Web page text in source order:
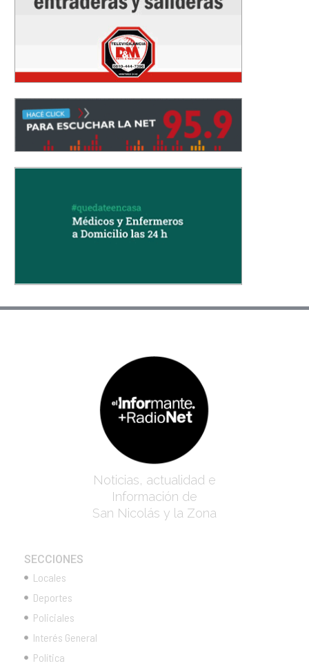
Noticias, actualidad e
Información de
San Nicolás y la Zona
SECCIONES
Locales
Deportes
Policiales
Interés General
Política